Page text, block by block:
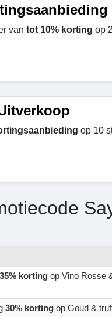
van tot 10% korting op
op 10
korting op Vino Rosse
30% korting op Goud &